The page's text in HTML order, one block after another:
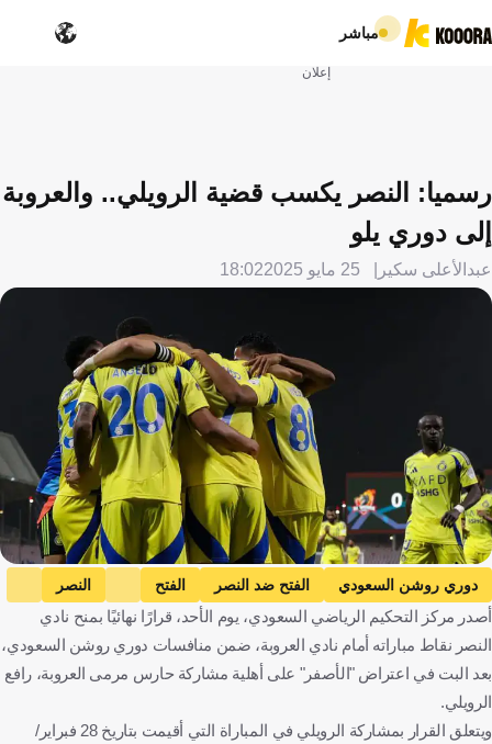
مباشر
إعلان
رسميا: النصر يكسب قضية الرويلي.. والعروبة
إلى دوري يلو
عبدالأعلى سكير 25 مايو 2025 18:02
دوري روشن السعودي الفتح ضد النصر الفتح
النصر
العروبة ضد التعاون
العروبة
التعاون
رافع محمد الرويلي
المملكة العربية السعودية كرة قدم
أصدر مركز التحكيم الرياضي السعودي، يوم الأحد، قرارًا نهائيًا بمنح نادي
النصر نقاط مباراته أمام نادي العروبة، ضمن منافسات دوري روشن السعودي،
بعد البت في اعتراض "الأصفر" على أهلية مشاركة حارس مرمى العروبة، رافع
الرويلي.
ويتعلق القرار بمشاركة الرويلي في المباراة التي أقيمت بتاريخ 28 فبراير/